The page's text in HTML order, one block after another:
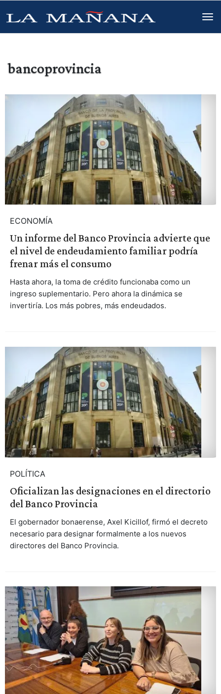
bancoprovincia
ECONOMÍA
Un informe del Banco Provincia advierte que
el nivel de endeudamiento familiar podría
frenar más el consumo
Hasta ahora, la toma de crédito funcionaba como un
ingreso suplementario. Pero ahora la dinámica se
invertiría. Los más pobres, más endeudados.
POLÍTICA
Oficializan las designaciones en el directorio
del Banco Provincia
El gobernador bonaerense, Axel Kicillof, firmó el decreto
necesario para designar formalmente a los nuevos
directores del Banco Provincia.